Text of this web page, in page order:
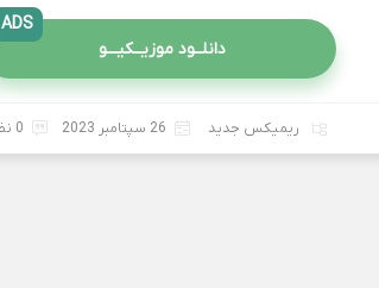
دانلــود موزیــکیـــو
ADS
ریمیکس جدید 26 سپتامبر 2023 0 نظر